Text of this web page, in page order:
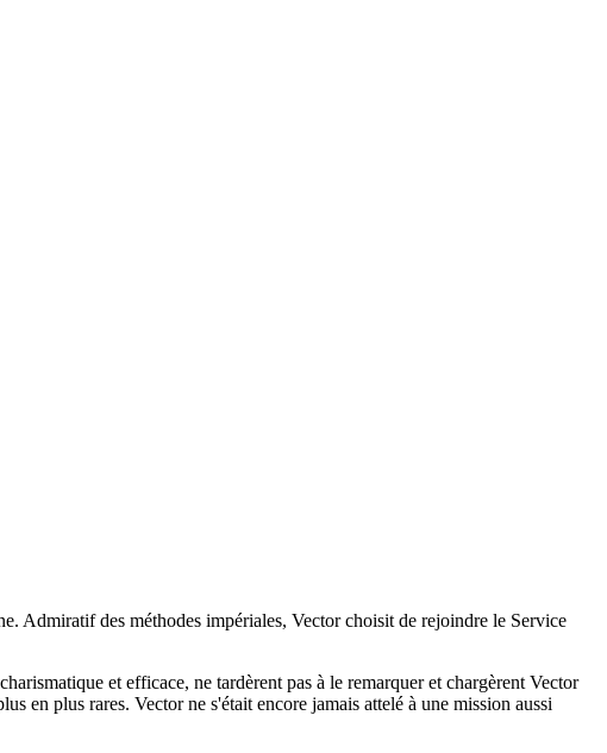
Admiratif des méthodes impériales, Vector choisit de rejoindre le Service
et efficace, ne tardèrent pas à le remarquer et chargèrent Vector
en plus rares. Vector ne s'était encore jamais attelé à une mission aussi